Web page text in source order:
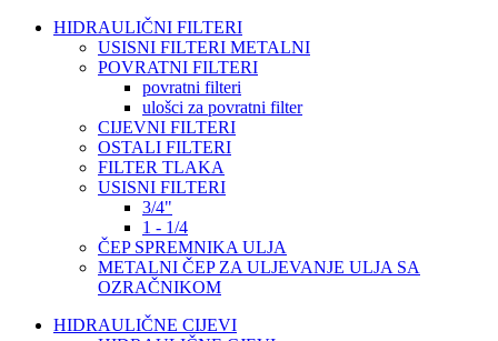
HIDRAULIČNI FILTERI
USISNI FILTERI METALNI
POVRATNI FILTERI
povratni filteri
ulošci za povratni filter
CIJEVNI FILTERI
OSTALI FILTERI
FILTER TLAKA
USISNI FILTERI
3/4"
1 - 1/4
ČEP SPREMNIKA ULJA
METALNI ČEP ZA ULJEVANJE ULJA SA
OZRAČNIKOM
HIDRAULIČNE CIJEVI